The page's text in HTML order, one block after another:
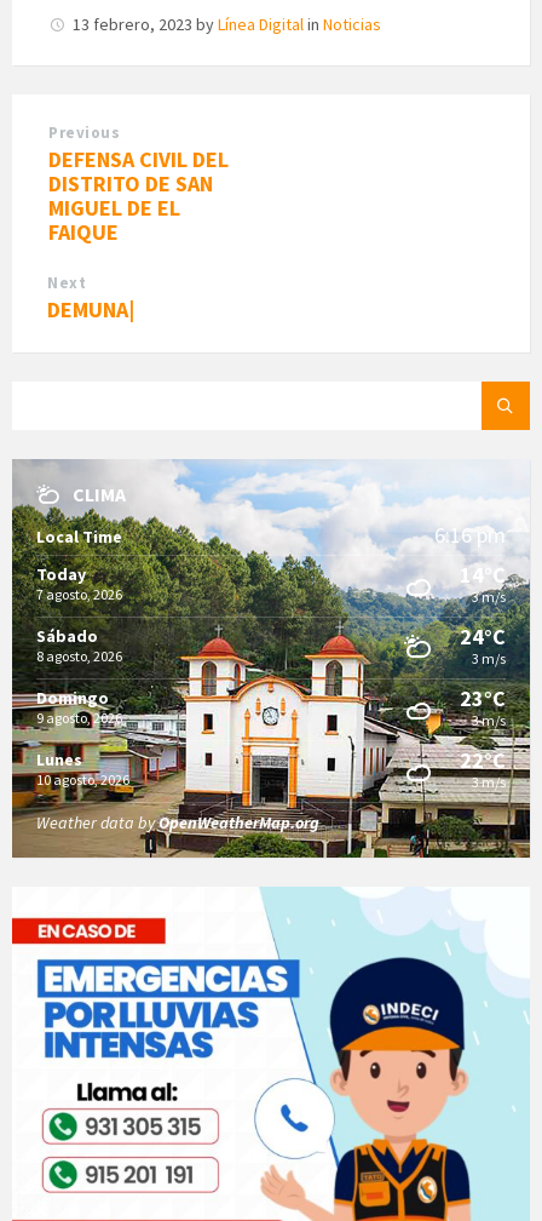
13 febrero, 2023 byLínea Digitalin Noticias
Previous
DEFENSA CIVIL DEL
DISTRITO DE SAN
MIGUEL DE EL
FAIQUE
Next
DEMUNA|
CLIMA
Local Time 6:16 pm
Today
7 agosto, 2026
14°C
3 m/s
Sábado
8 agosto, 2026
24°C
3 m/s
Domingo
9 agosto, 2026
23°C
3 m/s
Lunes
10 agosto, 2026
22°C
3 m/s
Weather data byOpenWeatherMap.org